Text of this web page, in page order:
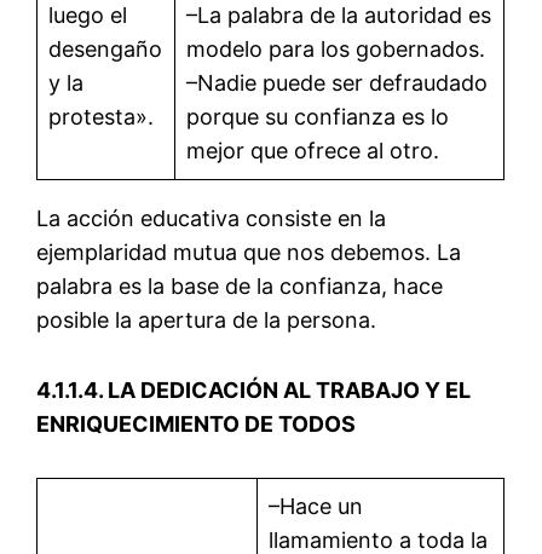
luego el
desengaño
y la
protesta».
–La palabra de la autoridad es
modelo para los gobernados.
–Nadie puede ser defraudado
porque su confianza es lo
mejor que ofrece al otro.
La acción educativa consiste en la
ejemplaridad mutua que nos debemos. La
palabra es la base de la confianza, hace
posible la apertura de la persona.
4.1.1.4. LA DEDICACIÓN AL TRABAJO Y EL
ENRIQUECIMIENTO DE TODOS
–Hace un
llamamiento a toda la